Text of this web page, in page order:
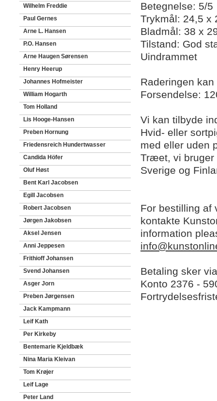
Wilhelm Freddie
Paul Gernes
Arne L. Hansen
P.O. Hansen
Arne Haugen Sørensen
Henry Heerup
Johannes Hofmeister
William Hogarth
Tom Holland
Lis Hooge-Hansen
Preben Hornung
Friedensreich Hundertwasser
Candida Höfer
Oluf Høst
Bent Karl Jacobsen
Egill Jacobsen
Robert Jacobsen
Jørgen Jakobsen
Aksel Jensen
Anni Jeppesen
Frithioff Johansen
Svend Johansen
Asger Jorn
Preben Jørgensen
Jack Kampmann
Leif Kath
Per Kirkeby
Bentemarie Kjeldbæk
Nina Maria Kleivan
Tom Krøjer
Leif Lage
Peter Land
Betegnelse: 5/5
Trykmål: 24,5 x
Bladmål: 38 x
Tilstand: God
Uindrammet
Raderingen
Forsendelse:
Vi kan tilbyde
Hvid- eller
med eller uden
Træet, vi bruger
Sverige og
For bestilling af
kontakte
information
Betaling sker
Konto 2376 -